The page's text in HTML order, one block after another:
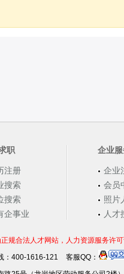
职
注册
搜索
搜索
企事业
企业
企业
会员
照片
人才
规合法人才网站，人力资源服务许
：400-1616-121
客服QQ：